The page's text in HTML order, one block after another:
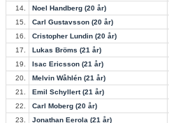
14.
Noel Handberg (20 år)
15.
Carl Gustavsson (20 år)
16.
Cristopher Lundin (20 år)
17.
Lukas Bröms (21 år)
19.
Isac Ericsson (21 år)
20.
Melvin Wåhlén (21 år)
21.
Emil Schyllert (21 år)
22.
Carl Moberg (20 år)
23.
Jonathan Eerola (21 år)